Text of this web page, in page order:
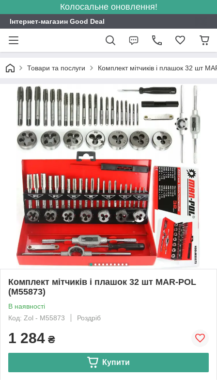
Колосальне оновлення!
Інтернет-магазин Good Deal
Товари та послуги Комплект мітчиків і плашок 32 шт
Комплект мітчиків і плашок 32 шт MAR-POL
(M55873)
В наявності
Код: Zol - M55873
Роздріб
1 284 ₴
Купити